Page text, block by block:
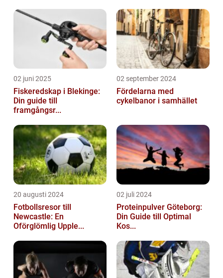
02 juni 2025
Fiskeredskap i Blekinge:
Din guide till
framgångsr...
02 september 2024
Fördelarna med
cykelbanor i samhället
20 augusti 2024
Fotbollsresor till
Newcastle: En
Oförglömlig Upple...
02 juli 2024
Proteinpulver Göteborg:
Din Guide till Optimal
Kos...